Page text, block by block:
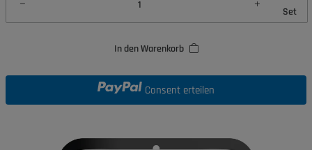
Set
In den Warenkorb
Consent erteilen